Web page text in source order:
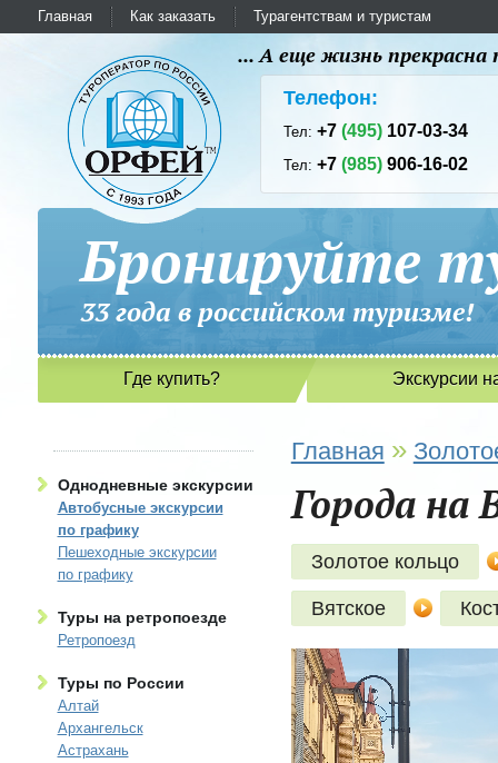
Главная Как заказать Турагентствам и туристам
... А еще жизнь
Телефон:
Тел:+7(495) 107-03-34
Тел:+7(985) 906-16-02
Бронируйте
33 года в российском
Где купить? Экскурсии
Однодневные экскурсии
Автобусные экскурсии
по графику
Пешеходные экскурсии
по графику
Туры на ретропоезде
Ретропоезд
Туры по России
Алтай
Архангельск
Астрахань
Главная »
Города на
Золотое кольцо
Вятское